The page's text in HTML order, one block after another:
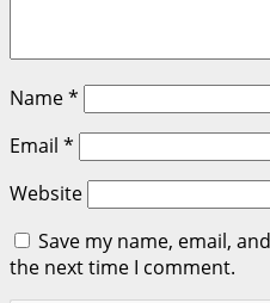
Name*
Email *
Website
Save my name, email,
the next time I comment.